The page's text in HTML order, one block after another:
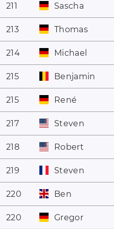
211 Sascha
213 Thomas
214 Michael
215 Benjamin
215 René
217 Steven
218 Robert
219 Steven
220 Ben
220 Gregor